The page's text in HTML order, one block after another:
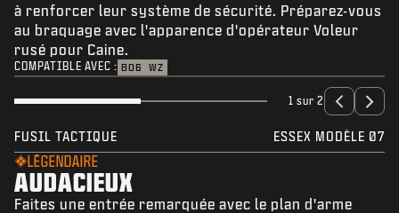
à renforcer leur système de sécurité. Préparez-vous
au braquage avec l'apparence d'opérateur Voleur
rusé pour Caine.
COMPATIBLE AVEC : BO6 WZ
1 sur 2
FUSIL TACTIQUE ESSEX MODÈLE 07
LÉGENDAIRE
AUDACIEUX
Faites une entrée remarquée avec le plan d'arme